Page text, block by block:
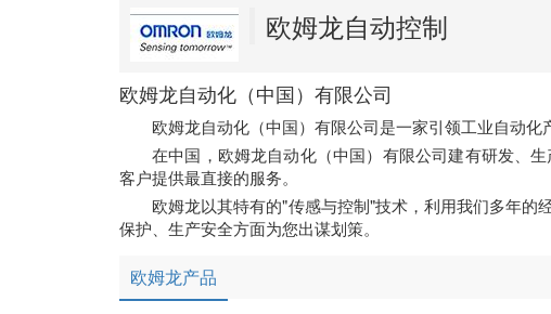
欧姆龙自动控制
欧姆龙自动化（中国）有限公司
欧姆龙自动化（中国）有限公司是一家引领工业自动
在中国，欧姆龙自动化（中国）有限公司建有研发、
客户提供最直接的服务。
欧姆龙以其特有的"传感与控制"技术，利用我们多年
保护、生产安全方面为您出谋划策。
欧姆龙产品